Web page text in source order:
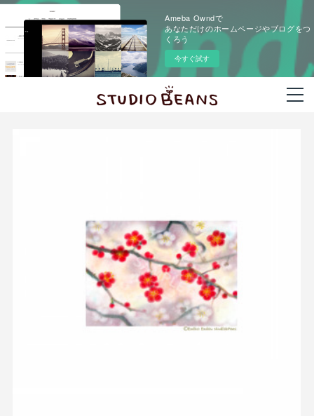
Ameba Owndで
あなただけのホームページやブログをつ
くろう
今すぐ試す